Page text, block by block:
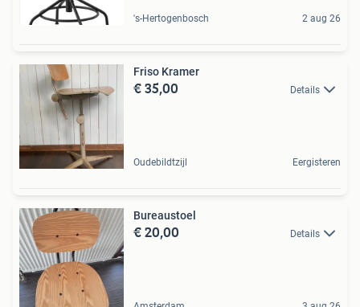
's-Hertogenbosch 2 aug 26
Friso Kramer
€ 35,00 Details
Oudebildtzijl Eergisteren
Bureaustoel
€ 20,00 Details